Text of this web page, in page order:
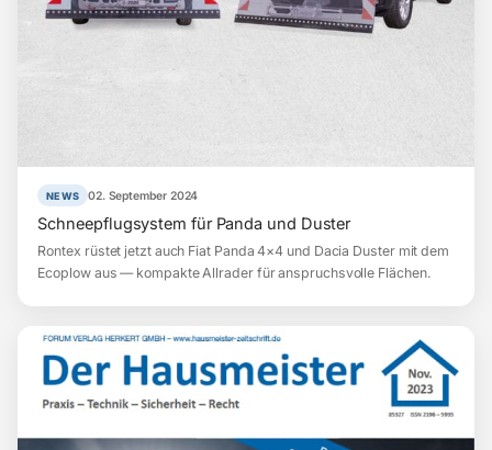
NEWS 02. September 2024
Schneepflugsystem für Panda und Duster
Rontex rüstet jetzt auch Fiat Panda 4×4 und Dacia Duster mit dem
Ecoplow aus — kompakte Allrader für anspruchsvolle Flächen.